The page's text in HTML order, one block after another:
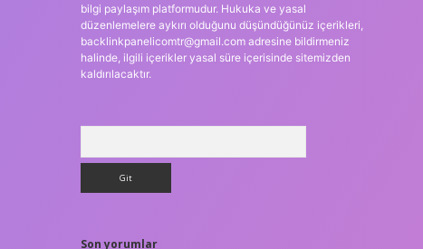
bilgi paylaşım platformudur. Hukuka ve yasal
düzenlemelere aykırı olduğunu düşündüğünüz içerikleri,
backlinkpanelicomtr@gmail.comadresine bildirmeniz
halinde, ilgili içerikler yasal süre içerisinde sitemizden
kaldırılacaktır.
Son yorumlar